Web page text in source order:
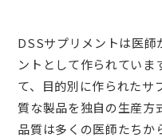
DSSサプリメントは医師
ントとして作られていま
て、目的別に作られたサ
質な製品を独自の生産方
品質は多くの医師たちか